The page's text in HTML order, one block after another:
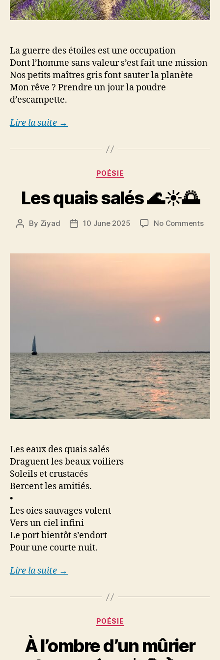
La guerre des étoiles est une occupation
Dont l’homme sans valeur s’est fait une mission
Nos petits maîtres gris font sauter la planète
Mon rêve ? Prendre un jour la poudre
d’escampette.
Lire la suite →
Categories
POÉSIE
Les quais salés 🌊☀️🌅
Post
By Ziyad
Post10 June 2025 No Commentson
Les eaux des quais salés
Draguent les beaux voiliers
Soleils et crustacés
Bercent les amitiés.
•
Les oies sauvages volent
Vers un ciel infini
Le port bientôt s’endort
Pour une courte nuit.
Lire la suite →
Categories
POÉSIE
À l’ombre d’un mûrier